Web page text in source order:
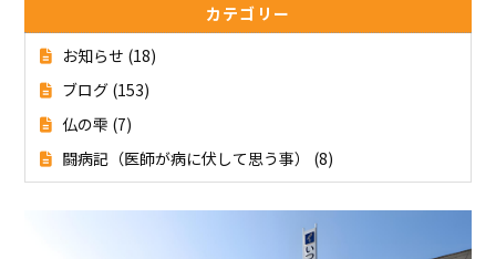
カテゴリー
お知らせ (18)
ブログ (153)
仏の雫 (7)
闘病記（医師が病に伏して思う事）
(8)